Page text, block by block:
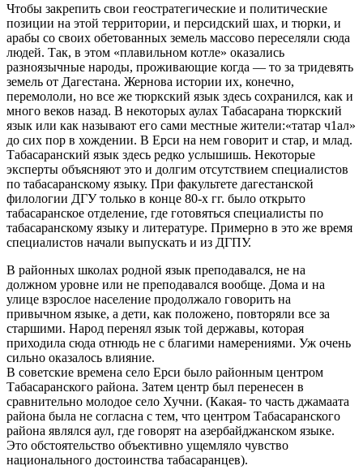
Чтобы закрепить свои геостратегические и политические
позиции на этой территории, и персидский шах, и тюрки, и
арабы со своих обетованных земель массово переселяли сюда
людей. Так, в этом «плавильном котле» оказались
разноязычные народы, проживающие когда — то за тридевять
земель от Дагестана. Жернова истории их, конечно,
перемололи, но все же тюркский язык здесь сохранился, как и
много веков назад. В некоторых аулах Табасарана тюркский
язык или как называют его сами местные жители:«татар ч1ал»
до сих пор в хождении. В Ерси на нем говорит и стар, и млад.
Табасаранский язык здесь редко услышишь. Некоторые
эксперты объясняют это и долгим отсутствием специалистов
по табасаранскому языку. При факультете дагестанской
филологии ДГУ только в конце 80-х гг. было открыто
табасаранское отделение, где готовяться специалисты по
табасаранскому языку и литературе. Примерно в это же время
специалистов начали выпускать и из ДГПУ.
В районных школах родной язык преподавался, не на
должном уровне или не преподавался вообще. Дома и на
улице взрослое население продолжало говорить на
привычном языке, а дети, как положено, повторяли все за
старшими. Народ перенял язык той державы, которая
приходила сюда отнюдь не с благими намерениями. Уж очень
сильно оказалось влияние.
В советские времена село Ерси было районным центром
Табасаранского района. Затем центр был перенесен в
сравнительно молодое село Хучни. (Какая- то часть джамаата
района была не согласна с тем, что центром Табасаранского
района являлся аул, где говорят на азербайджанском языке.
Это обстоятельство объективно ущемляло чувство
национального достоинства табасаранцев).